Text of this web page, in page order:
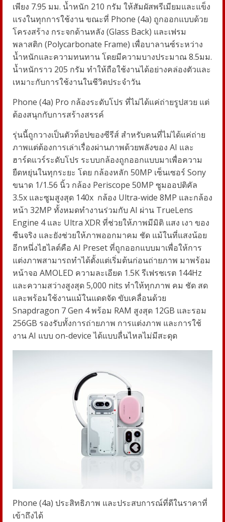
เพียง 7.95 มม. น้ำหนัก 210 กรัม ให้สัมผัสพรีเมียมและแข็ง
แรงในทุกการใช้งาน ขณะที่ Phone (4a) ถูกออกแบบด้วย
โครงสร้าง กระจกด้านหลัง (Glass Back) และเฟรม
พลาสติก (Polycarbonate Frame) เพื่อบาลานซ์ระหว่าง
น้ำหนักและความทนทาน โดยมีความบางประมาณ8.5มม.
น้ำหนักราว 205 กรัม ทำให้ถือใช้งานได้อย่างคล่องตัวและ
เหมาะกับการใช้งานในชีวิตประจำวัน
Phone (4a) Pro กล้องระดับโปร ที่ไม่ได้แค่ถ่ายรูปสวย แต่
ต้องสนุกกับการสร้างสรรค์
รุ่นนี้ถูกวางเป็นตัวท็อปของซีรีส์ สำหรับคนที่ไม่ได้แค่ถ่าย
ภาพแต่ต้องการเล่าเรื่องผ่านภาพด้วยพลังของ AI และ
ฮาร์ดแวร์ระดับโปร ระบบกล้องถูกออกแบบมาเพื่อความ
ยืดหยุ่นในทุกระยะ โดย กล้องหลัก 50MP เซ็นเซอร์ Sony
ขนาด 1/1.56 นิ้ว กล้อง Periscope 50MP ซูมออปติคัล
3.5x และซูมสูงสุด 140x กล้อง Ultra-wide 8MP และกล้อง
หน้า 32MP ทั้งหมดทำงานร่วมกับ AI ผ่าน TrueLens
Engine 4และ Ultra XDRที่ช่วยให้ภาพมีมิติ แสง เงา ของ
ซีนจริง และยังช่วยให้ภาพออกมาคม ชัด แม้ในที่แสงน้อย
อีกหนึ่งไฮไลต์คือ AI Presetที่ถูกออกแบบมาเพื่อให้การ
แต่งภาพสามารถทำได้ตั้งแต่เริ่มต้นก่อนถ่ายภาพ มาพร้อม
หน้าจอ AMOLED ความละเอียด 1.5Kรีเฟรชเรต 144Hz
และความสว่างสูงสุด5,000 nits ทำให้ทุกภาพ คม ชัด สด
และพร้อมใช้งานแม้ในแดดจัด ขับเคลื่อนด้วย
Snapdragon 7 Gen 4พร้อม RAM สูงสุด 12GB และรอม
256GB รองรับทั้งการถ่ายภาพ การแต่งภาพ และการใช้
งานAI แบบ on-deviceได้แบบลื่นไหลไม่มีสะดุด
Phone (4a) ประสิทธิภาพ และประสบการณ์ที่ดีในราคาที่
เข้าถึงได้